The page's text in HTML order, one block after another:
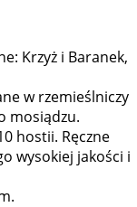
Krzyż i Baranek,
w rzemieślniczy
mosiądzu.
hostii. Ręczne
wysokiej jakości i